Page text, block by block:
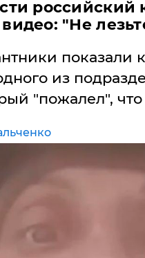
российский
"Не
показали
из
"пожалел",